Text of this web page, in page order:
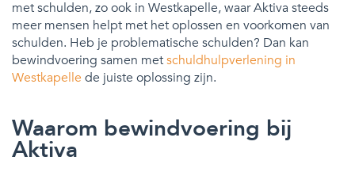
met schulden, zo ook in Westkapelle, waar Aktiva steeds
meer mensen helpt met het oplossen en voorkomen van
schulden. Heb je problematische schulden? Dan kan
bewindvoering samen metschuldhulpverlening in
Westkapelle de juiste oplossing zijn.
Waarom bewindvoering bij
Aktiva